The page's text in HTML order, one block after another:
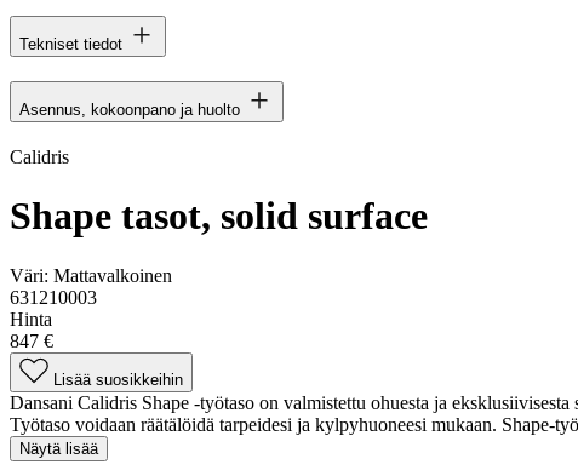
Tekniset tiedot
Asennus, kokoonpano ja huolto
Calidris
Shape tasot, solid surface
Väri: Mattavalkoinen
631210003
Hinta
847 €
Lisää suosikkeihin
Dansani Calidris Shape -työtaso on valmistettu ohuesta ja
Työtaso voidaan räätälöidä tarpeidesi ja kylpyhuoneesi mukaan. Shape-
Näytä lisää